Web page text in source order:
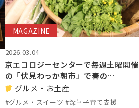
MAGAZINE
2026.03.04
京エコロジーセンターで毎週土曜開催
の「伏見わっか朝市」で春の…
グルメ・お土産
#グルメ・スイーツ #深草子育て支援